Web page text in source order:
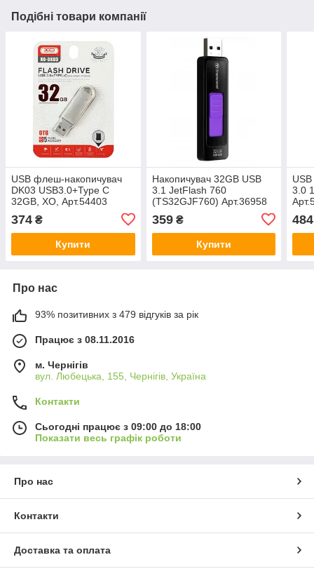
Подібні товари компанії
USB флеш-накопичувач
DK03 USB3.0+Type C
32GB, ХО, Арт.54403
374 ₴
Купити
Накопичувач 32GB USB
3.1 JetFlash 760
(TS32GJF760) Арт.36958
359₴
Купити
3.0
484
Про нас
93% позитивних з 479 відгуків за рік
Працює з 08.11.2016
м. Чернігів
вул. Любецька, 155, Чернігів, Україна
Контакти
Сьогодні працює з 09:00 до 18:00
Показати весь графік роботи
Про нас
Контакти
Доставка та оплата